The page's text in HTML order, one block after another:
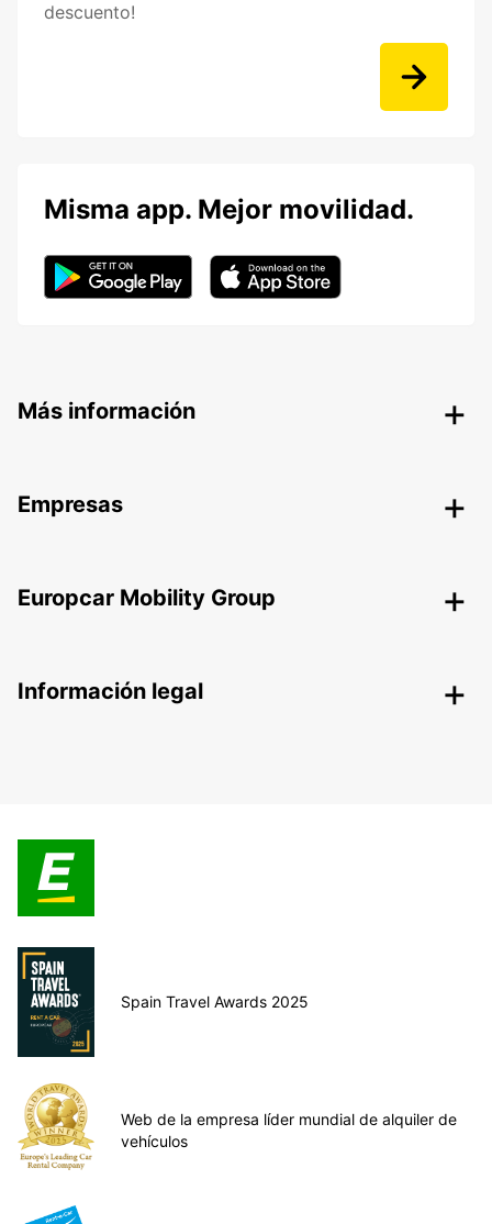
descuento!
Misma app. Mejor movilidad.
Más información
Empresas
Europcar Mobility Group
Información legal
Spain Travel Awards 2025
Web de la empresa líder mundial de alquiler de
vehículos